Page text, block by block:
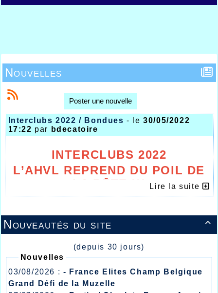

Nouveautés du site
(depuis 30 jours)
Nouvelles
03/08/2026 : - France Elites Champ Belgique
Grand Défi de la Muzelle
Nouvelles
Poster une nouvelle
Interclubs 2022 / Bondues - le30/05/2022
17:22 par bdecatoire
INTERCLUBS 2022
L’AHVL REPREND DU POIL DE
LA BÊTE !!!
Lire la suite